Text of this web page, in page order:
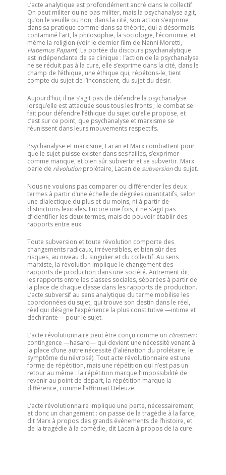
L’acte analytique est profondément ancré dans le collectif.
On peut militer ou ne pas militer, mais la psychanalyse agit,
qu’on le veuille ou non, dans la cité, son action s’exprime
dans sa pratique comme dans sa théorie, qui a désormais
contaminé l’art, la philosophie, la sociologie, l’économie, et
même la religion (voir le dernier film de Nanni Moretti,
Habemus Papam). La portée du discours psychanalytique
est indépendante de sa clinique : l’action de la psychanalyse
ne se réduit pas à la cure, elle s’exprime dans la cité, dans le
champ de l’éthique, une éthique qui, répétons-le, tient
compte du sujet de l’inconscient, du sujet du désir.
Aujourd’hui, il ne s’agit pas de défendre la psychanalyse
lorsqu’elle est attaquée sous tous les fronts ; le combat se
fait pour défendre l’éthique du sujet qu’elle propose, et
c’est sur ce point, que psychanalyse et marxisme se
réunissent dans leurs mouvements respectifs.
Psychanalyse et marxisme, Lacan et Marx combattent pour
que le sujet puisse exister dans ses failles, s’exprimer
comme manque, et bien sûr subvertir et se subvertir. Marx
parle de révolutionprolétaire, Lacan de subversiondu sujet.
Nous ne voulons pas comparer ou différencier les deux
termes à partir d’une échelle de dégrées quantitatifs, selon
une dialectique du plus et du moins, ni à partir de
distinctions lexicales. Encore une fois, il ne s’agit pas
d’identifier les deux termes, mais de pouvoir établir des
rapports entre eux.
Toute subversion et toute révolution comporte des
changements radicaux, irréversibles, et bien sûr des
risques, au niveau du singulier et du collectif. Au sens
marxiste, la révolution implique le changement des
rapports de production dans une société. Autrement dit,
les rapports entre les classes sociales, séparées à partir de
la place de chaque classe dans les rapports de production.
L’acte subversif au sens analytique du terme mobilise les
coordonnées du sujet, qui trouve son destin dans le réel,
réel qui désigne l’expérience la plus constitutive —intime et
déchirante— pour le sujet.
L’acte révolutionnaire peut être conçu comme un clinamen:
contingence —hasard— qui devient une nécessité venant à
la place d’une autre nécessité (l’aliénation du prolétaire, le
symptôme du névrosé). Tout acte révolutionnaire est une
forme de répétition, mais une répétition qui n’est pas un
retour au même : la répétition marque l’impossibilité de
revenir au point de départ, la répétition marque la
différence, comme l’affirmait Deleuze.
L’acte révolutionnaire implique une perte, nécessairement,
et donc un changement : on passe de la tragédie à la farce,
dit Marx à propos des grands événements de l’histoire, et
de la tragédie à la comédie, dit Lacan à propos de la cure.